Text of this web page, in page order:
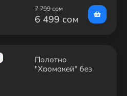
7 799 сом
6 499 сом
Полотно
"Хромакей" без